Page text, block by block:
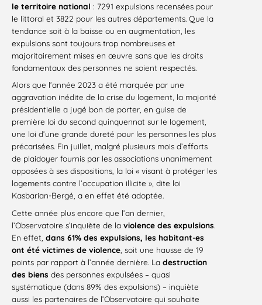
le territoire national : 7291 expulsions recensées pour
le littoral et 3822 pour les autres départements. Que la
tendance soit à la baisse ou en augmentation, les
expulsions sont toujours trop nombreuses et
majoritairement mises en œuvre sans que les droits
fondamentaux des personnes ne soient respectés.
Alors que l’année 2023 a été marquée par une
aggravation inédite de la crise du logement, la majorité
présidentielle a jugé bon de porter, en guise de
première loi du second quinquennat sur le logement,
une loi d’une grande dureté pour les personnes les plus
précarisées. Fin juillet, malgré plusieurs mois d’efforts
de plaidoyer fournis par les associations unanimement
opposées à ses dispositions, la loi « visant à protéger les
logements contre l’occupation illicite », dite loi
Kasbarian-Bergé, a en effet été adoptée.
Cette année plus encore que l’an dernier,
l’Observatoire s’inquiète de la violence des expulsions.
En effet, dans 61% des expulsions, les habitant-es
ont été victimes de violence , soit une hausse de 19
points par rapport à l’année dernière. La destruction
des biens des personnes expulsées – quasi
systématique (dans 89% des expulsions) – inquiète
aussi les partenaires de l’Observatoire qui souhaite